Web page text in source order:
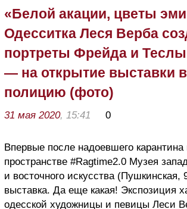
«Белой акации, цветы
Одесситка Леся Верба
портреты Фрейда и Теслы
— на открытие выставки
полицию (фото)
31 мая 2020, 15:41 0
Впервые после надоевшего
пространстве #Ragtime2.0 Музея
и восточного искусства (Пушкинская,
выставка. Да еще какая! Экспозиция
одесской художницы и певицы Леси